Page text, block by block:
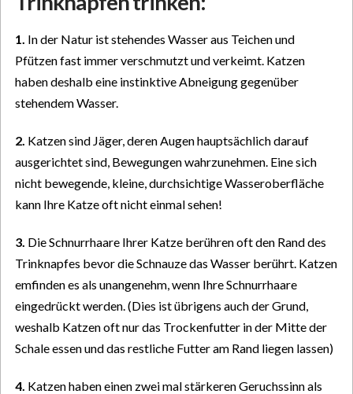
1. In der Natur ist stehendes Wasser aus Teichen und
Pfützen fast immer verschmutzt und verkeimt. Katzen
haben deshalb eine instinktive Abneigung gegenüber
stehendem Wasser.
2. Katzen sind Jäger, deren Augen hauptsächlich darauf
ausgerichtet sind, Bewegungen wahrzunehmen. Eine sich
nicht bewegende, kleine, durchsichtige Wasseroberfläche
kann Ihre Katze oft nicht einmal sehen!
3. Die Schnurrhaare Ihrer Katze berühren oft den Rand des
Trinknapfes bevor die Schnauze das Wasser berührt. Katzen
emfinden es als unangenehm, wenn Ihre Schnurrhaare
eingedrückt werden. (Dies ist übrigens auch der Grund,
weshalb Katzen oft nur das Trockenfutter in der Mitte der
Schale essen und das restliche Futter am Rand liegen lassen)
4. Katzen haben einen zwei mal stärkeren Geruchssinn als